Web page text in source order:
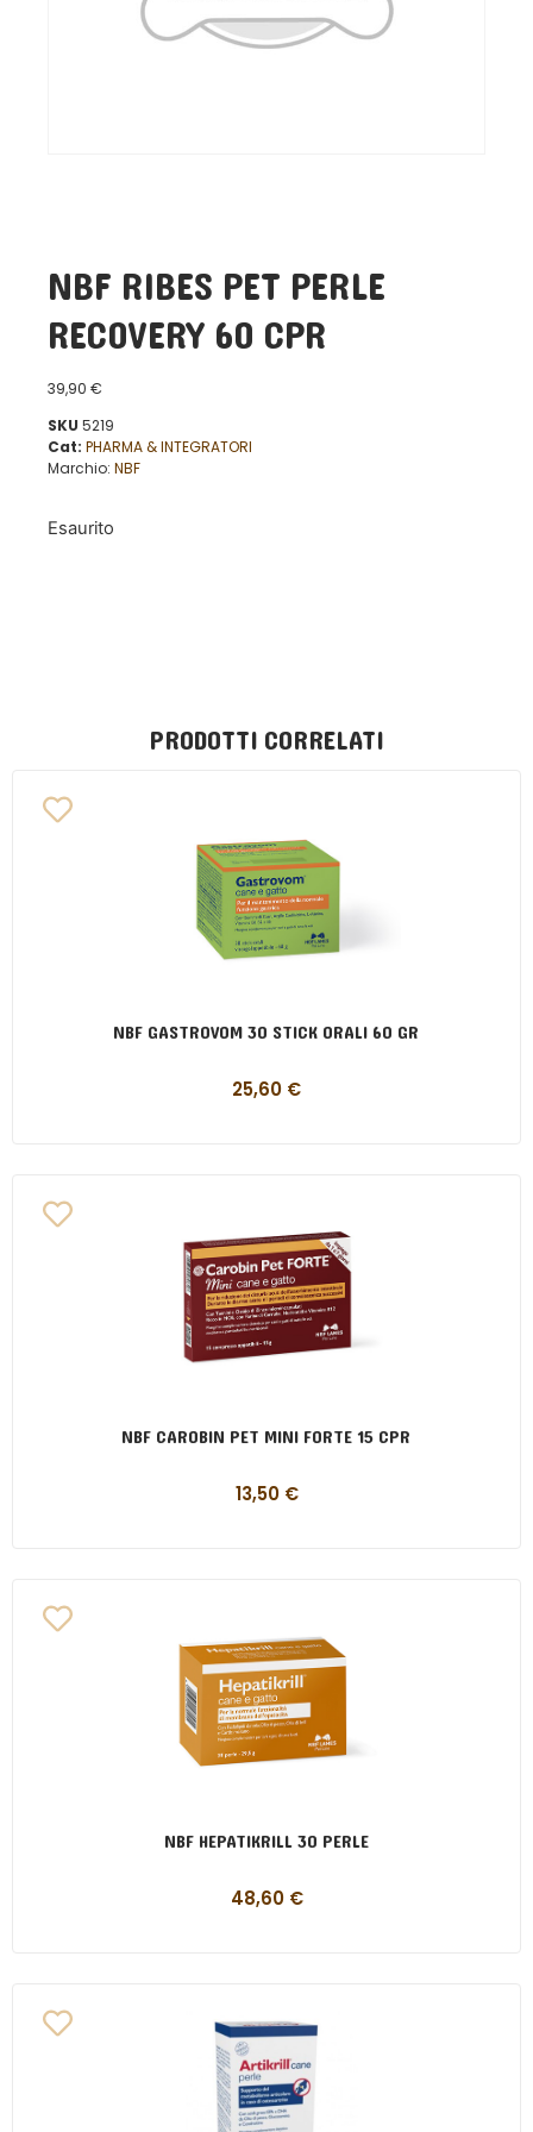
NBF RIBES PET PERLE
RECOVERY 60 CPR
39,90 €
SKU 5219
Cat: PHARMA & INTEGRATORI
Marchio: NBF
Esaurito
PRODOTTI CORRELATI
NBF GASTROVOM 30 STICK ORALI 60 GR
25,60 €
NBF CAROBIN PET MINI FORTE 15 CPR
13,50 €
NBF HEPATIKRILL 30 PERLE
48,60 €